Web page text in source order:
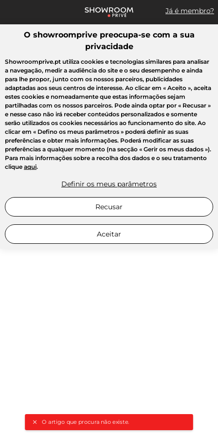
Já é membro?
Pesquisar uma marca, um artigo, uma venda...
O artigo que procura não existe.
Todas as vendas Moda Desporto Casa Criança Beleza
O showroomprive preocupa-se com a sua
privacidade
Showroomprive.pt utiliza cookies e tecnologias similares para analisar
a navegação, medir a audiência do site e o seu desempenho e ainda
para lhe propor, junto com os nossos parceiros, publicidades
adaptadas aos seus centros de interesse. Ao clicar em « Aceito », aceita
estes cookies e nomeadamente que estas informações sejam
partilhadas com os nossos parceiros. Pode ainda optar por « Recusar »
e nesse caso não irá receber conteúdos personalizados e somente
serão utilizados os cookies necessários ao funcionamento do site. Ao
clicar em « Defino os meus parâmetros » poderá definir as suas
preferências e obter mais informações. Poderá modificar as suas
preferências a qualquer momento (na secção « Gerir os meus dados »).
Para mais informações sobre a recolha dos dados e o seu tratamento
clique aqui.
Definir os meus parâmetros
Recusar
Aceitar